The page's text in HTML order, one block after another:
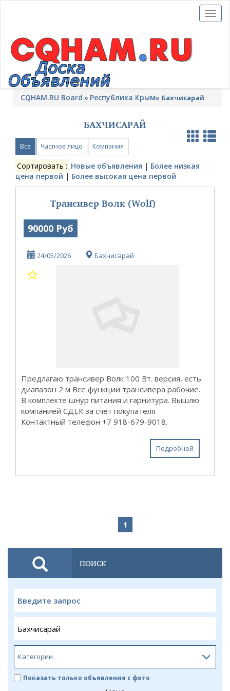
Toggle
CQHAM.RU Board Республика Крым» Бахчисарай
БАХЧИСАРАЙ
Все Частное лицо Компания
Сортировать : Новые объявления | Более низкая
цена первой | Более высокая цена первой
Трансивер Волк (Wolf)
90000 Руб
24/05/2026 Бахчисарай
Предлагаю трансивер Волк 100 Вт. версия, есть
диапазон 2 м Все функции трансивера рабочие.
В комплекте шнур питания и гарнитура. Вышлю
компанией СДЕК за счёт покупателя
Контактный телефон +7 918-679-9018.
Подробней
1
ПОИСК
Показать только объявления с фото